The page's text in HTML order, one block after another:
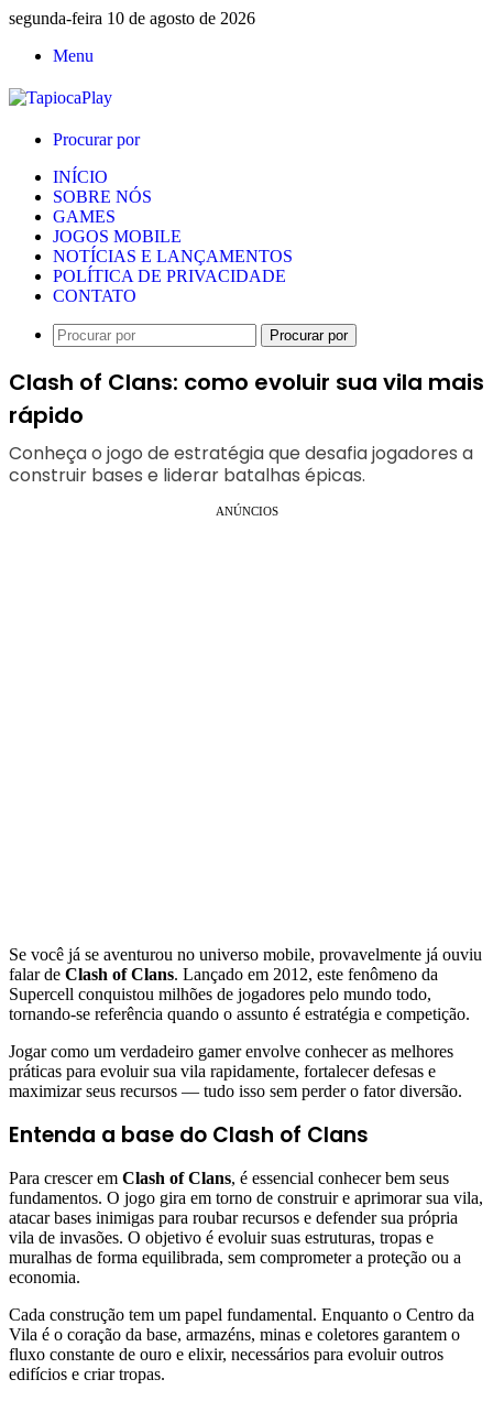
segunda-feira 10 de agosto de 2026
Menu
Procurar por
INÍCIO
SOBRE NÓS
GAMES
JOGOS MOBILE
NOTÍCIAS E LANÇAMENTOS
POLÍTICA DE PRIVACIDADE
CONTATO
Procurar por
Clash of Clans: como evoluir sua vila mais
rápido
Conheça o jogo de estratégia que desafia jogadores a
construir bases e liderar batalhas épicas.
ANÚNCIOS
Se você já se aventurou no universo mobile, provavelmente já ouviu
falar de Clash of Clans. Lançado em 2012, este fenômeno da
Supercell conquistou milhões de jogadores pelo mundo todo,
tornando-se referência quando o assunto é estratégia e competição.
Jogar como um verdadeiro gamer envolve conhecer as melhores
práticas para evoluir sua vila rapidamente, fortalecer defesas e
maximizar seus recursos — tudo isso sem perder o fator diversão.
Entenda a base do Clash of Clans
Para crescer em Clash of Clans, é essencial conhecer bem seus
fundamentos. O jogo gira em torno de construir e aprimorar sua vila,
atacar bases inimigas para roubar recursos e defender sua própria
vila de invasões. O objetivo é evoluir suas estruturas, tropas e
muralhas de forma equilibrada, sem comprometer a proteção ou a
economia.
Cada construção tem um papel fundamental. Enquanto o Centro da
Vila é o coração da base, armazéns, minas e coletores garantem o
fluxo constante de ouro e elixir, necessários para evoluir outros
edifícios e criar tropas.